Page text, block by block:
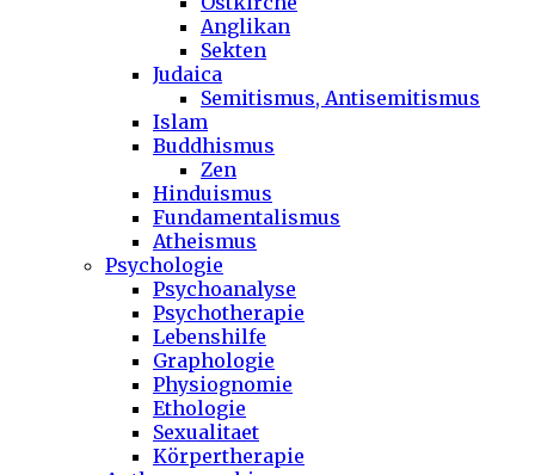
Anglikan
Sekten
Judaica
Semitismus, Antisemitismus
Islam
Buddhismus
Zen
Hinduismus
Fundamentalismus
Atheismus
Psychologie
Psychoanalyse
Psychotherapie
Lebenshilfe
Graphologie
Physiognomie
Ethologie
Sexualitaet
Körpertherapie